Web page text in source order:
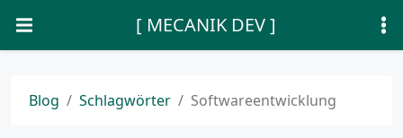
[ MECANIK DEV ]
Blog Schlagwörter Softwareentwicklung